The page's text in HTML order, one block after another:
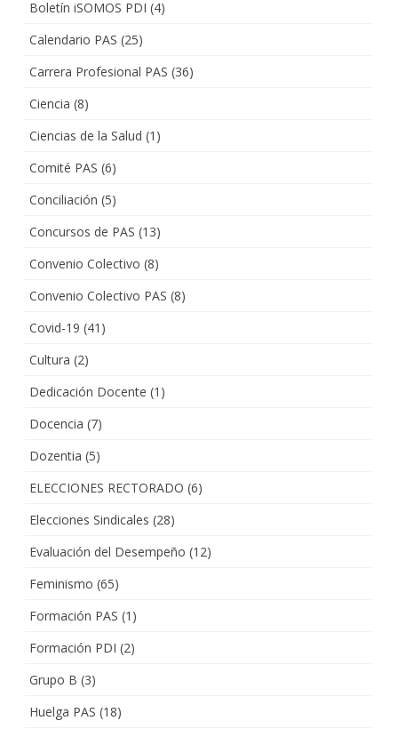
Boletín iSOMOS PDI (4)
Calendario PAS (25)
Carrera Profesional PAS (36)
Ciencia (8)
Ciencias de la Salud (1)
Comité PAS (6)
Conciliación (5)
Concursos de PAS (13)
Convenio Colectivo (8)
Convenio Colectivo PAS (8)
Covid-19 (41)
Cultura (2)
Dedicación Docente (1)
Docencia (7)
Dozentia (5)
ELECCIONES RECTORADO (6)
Elecciones Sindicales (28)
Evaluación del Desempeño (12)
Feminismo (65)
Formación PAS (1)
Formación PDI (2)
Grupo B (3)
Huelga PAS (18)